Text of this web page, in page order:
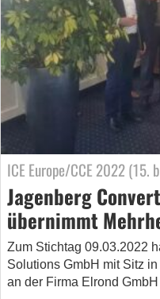
ICE Europe/CCE 2022 (15.
Jagenberg
übernimmt
Zum Stichtag 09.03.2022
Solutions GmbH mit Sitz
an der Firma Elrond